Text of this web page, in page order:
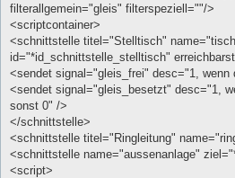
filterallgemein="gleis" filterspeziell=""/>
<scriptcontainer>
<schnittstelle titel="Stelltisch"
id="*id_schnittstelle_stelltisch"
<sendet signal="gleis_frei" desc="1,
<sendet signal="gleis_besetzt" desc="1,
sonst 0" />
</schnittstelle>
<schnittstelle titel="Ringleitung"
<schnittstelle name="aussenanlage"
<script>